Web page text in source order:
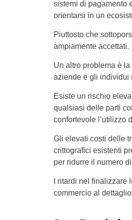
sistemi di pagamento
orientarsi in un
Piuttosto che
ampiamente accettati.
Un altro problema è
aziende e gli individui
Esiste un rischio
qualsiasi delle parti
confortevole l’utilizzo
Gli elevati costi delle
crittografici esistenti
per ridurre il numero
I ritardi nel finalizzare
commercio al